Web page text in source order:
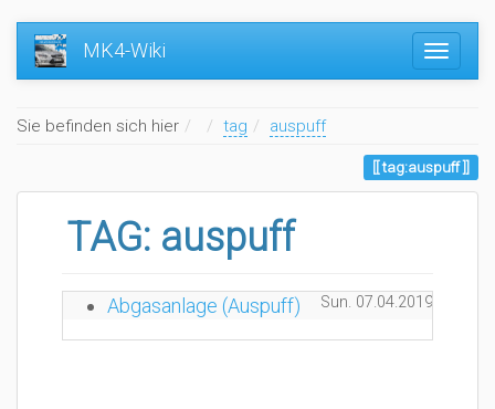
MK4-Wiki
Sie befinden sich hier Home
tag auspuff
tag:auspuff
TAG: auspuff
Abgasanlage (Auspuff) Sun. 07.04.2019 11:38